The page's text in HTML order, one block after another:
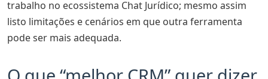
trabalho no ecossistema Chat Jurídico; mesmo assim
listo limitações e cenários em que outra ferramenta
pode ser mais adequada.